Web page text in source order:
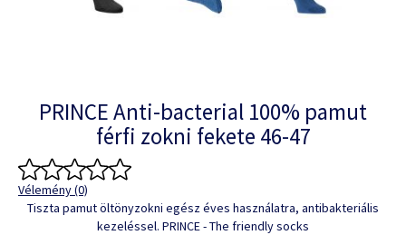
PRINCE Anti-bacterial 100% pamut
férfi zokni fekete 46-47
Vélemény (0)
Tiszta pamut öltönyzokni egész éves használatra, antibakteriális
kezeléssel. PRINCE - The friendly socks